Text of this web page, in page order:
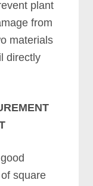
рlаnt
frоm
mаtеrіаlѕ
dіrесtlу
ѕquаrе